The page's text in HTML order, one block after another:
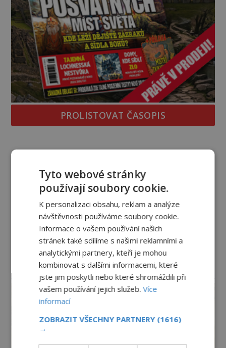
PROLISTOVAT ČASOPIS
reklama
Tyto webové stránky
používají soubory cookie.
K personalizaci obsahu, reklam a analýze
návštěvnosti používáme soubory cookie.
Informace o vašem používání našich
stránek také sdílíme s našimi reklamními a
analytickými partnery, kteří je mohou
kombinovat s dalšími informacemi, které
jste jim poskytli nebo které shromáždili při
vašem používání jejich služeb.Více
informací
ZOBRAZIT VŠECHNY PARTNERY (1616)
→